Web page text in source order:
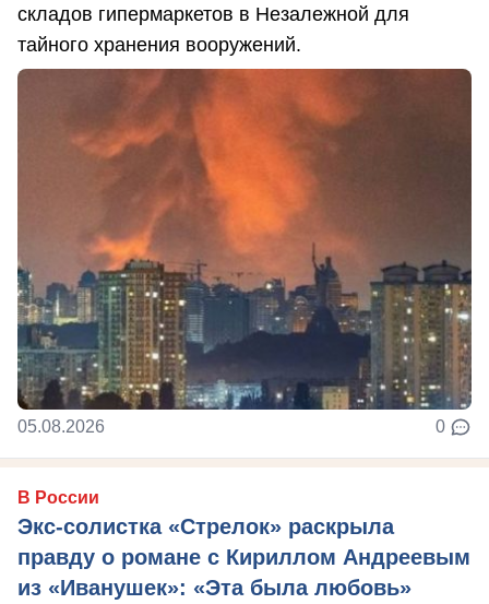
складов гипермаркетов в Незалежной для
тайного хранения вооружений.
05.08.2026 0
В России
Экс-солистка «Стрелок» раскрыла
правду о романе с Кириллом Андреевым
из «Иванушек»: «Эта была любовь»